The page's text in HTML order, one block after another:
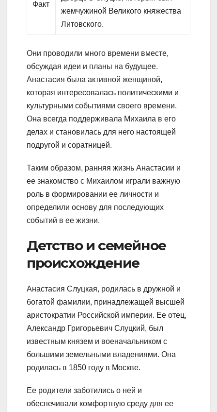
Факт
жемчужиной Великого княжества
Литовского.
Они проводили много времени вместе,
обсуждая идеи и планы на будущее.
Анастасия была активной женщиной,
которая интересовалась политическими и
культурными событиями своего времени.
Она всегда поддерживала Михаила в его
делах и становилась для него настоящей
подругой и соратницей.
Таким образом, ранняя жизнь Анастасии и
ее знакомство с Михаилом играли важную
роль в формировании ее личности и
определили основу для последующих
событий в ее жизни.
Детство и семейное
происхождение
Анастасия Слуцкая, родилась в дружной и
богатой фамилии, принадлежащей высшей
аристократии Российской империи. Ее отец,
Александр Григорьевич Слуцкий, был
известным князем и военачальником с
большими земельными владениями. Она
родилась в 1850 году в Москве.
Ее родители заботились о ней и
обеспечивали комфортную среду для ее